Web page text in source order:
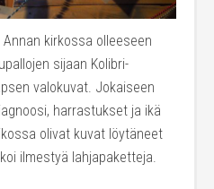
kirkossa olleeseen
sijaan Kolibri-
valokuvat. Jokaiseen
harrastukset ja ikä
olivat kuvat löytäneet
ilmestyä lahjapaketteja.